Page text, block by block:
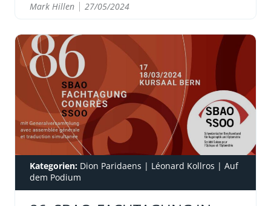
Mark Hillen 27/05/2024
Kategorien: Dion Paridaens | Léonard Kollros | Auf
dem Podium